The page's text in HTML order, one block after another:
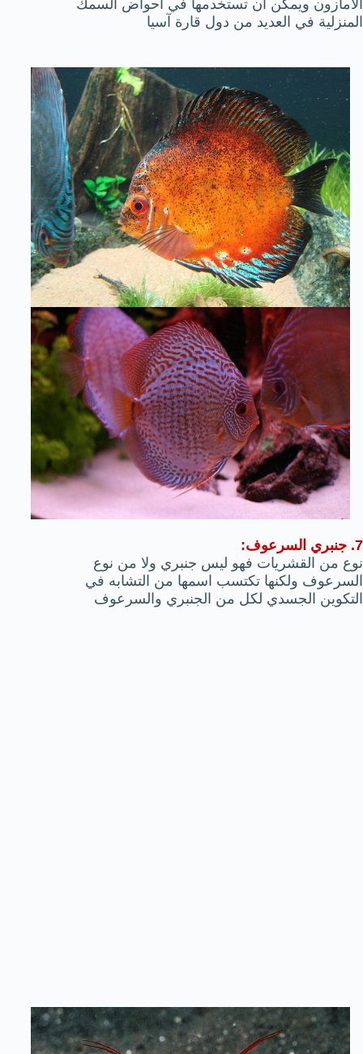
الأمازون ويمكن ان تستخدمها في أحواض السمك
المنزلية في العديد من دول قارة آسيا
7. جنبري السرعوف:
نوع من القشريات فهو ليس جنبري ولا من نوع
السرعوف ولكنها تكتسب اسمها من التشابه في
التكوين الجسدي لكل من الجنبري والسرعوف